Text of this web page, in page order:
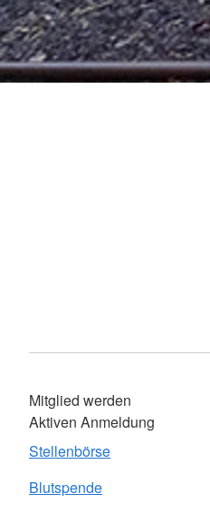
Mitglied werden
Aktiven Anmeldung
Stellenbörse
Blutspende